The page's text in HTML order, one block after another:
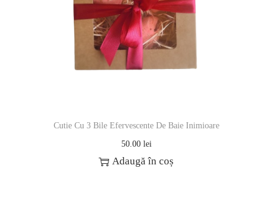
Cutie Cu 3 Bile Efervescente De Baie Inimioare
50.00 lei
Adaugă în coș